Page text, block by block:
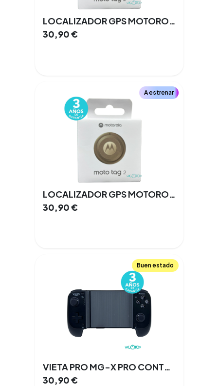
LOCALIZADOR GPS MOTOROLA MOTO TAG 2
30,90€
A estrenar
LOCALIZADOR GPS MOTOROLA MOTO TAG 2
30,90€
Buen estado
VIETA PRO MG-X PRO CONTROLLER
30,90€